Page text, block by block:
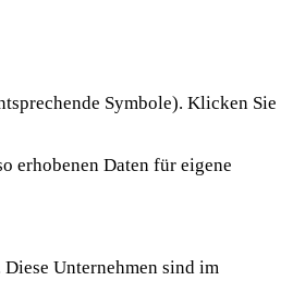
Symbole). Klicken Sie
erhobenen Daten für eigene
Unternehmen sind im